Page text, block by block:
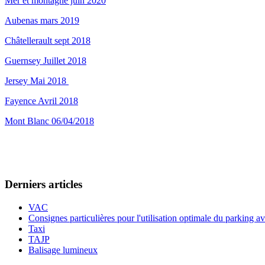
Aubenas mars 2019
Châtellerault sept 2018
Guernsey Juillet 2018
Jersey Mai 2018
Fayence Avril 2018
Mont Blanc 06/04/2018
Derniers articles
VAC
Consignes particulières pour l'utilisation optimale du parking
Taxi
TAJP
Balisage lumineux